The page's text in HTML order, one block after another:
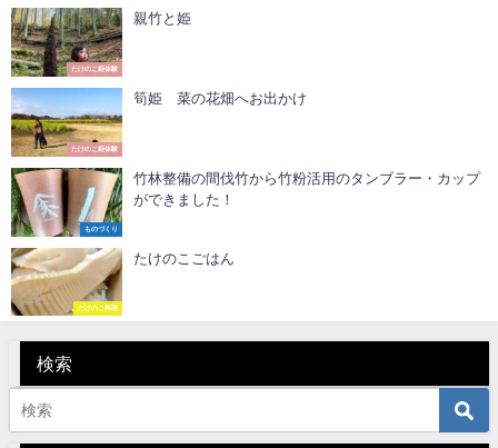
たけのこ姫体験
親竹と姫
たけのこ姫体験
筍姫 菜の花畑へお出かけ
ものづくり
竹林整備の間伐竹から竹粉活用のタンブラー・カップ
ができました！
たけのこ料理
たけのこごはん
検索